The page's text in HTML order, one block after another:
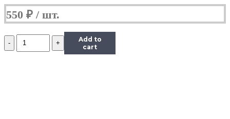
550 ₽
Количество
Фотобарабан
Add to
cart